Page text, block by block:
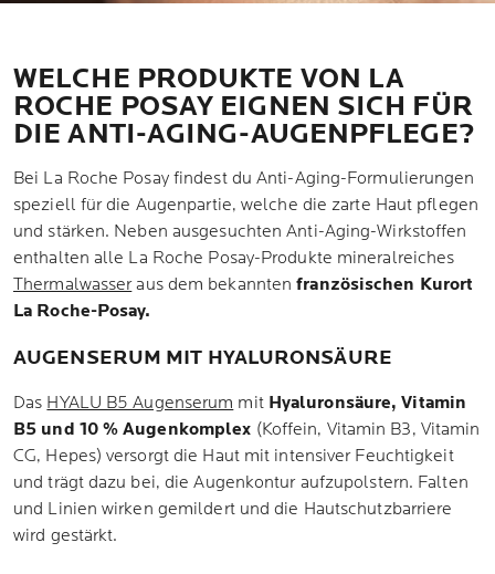
WELCHE PRODUKTE VON LA
ROCHE POSAY EIGNEN SICH FÜR
DIE ANTI-AGING-AUGENPFLEGE?
Bei La Roche Posay findest du Anti-Aging-Formulierungen
speziell für die Augenpartie, welche die zarte Haut pflegen
und stärken. Neben ausgesuchten Anti-Aging-Wirkstoffen
enthalten alle La Roche Posay-Produkte mineralreiches
Thermalwasseraus dem bekannten französischen Kurort
La Roche-Posay.
AUGENSERUM MIT HYALURONSÄURE
Das HYALU B5 Augenserum mit Hyaluronsäure, Vitamin
B5 und 10 % Augenkomplex (Koffein, Vitamin B3, Vitamin
CG, Hepes) versorgt die Haut mit intensiver Feuchtigkeit
und trägt dazu bei, die Augenkontur aufzupolstern. Falten
und Linien wirken gemildert und die Hautschutzbarriere
wird gestärkt.